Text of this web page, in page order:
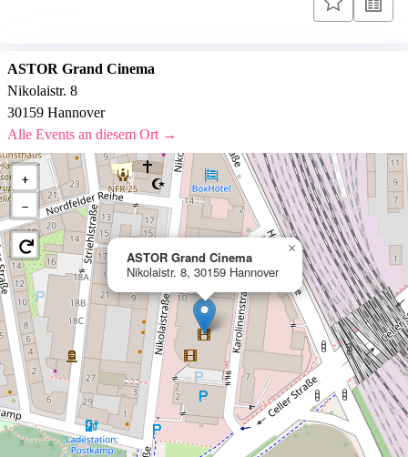
ASTOR Grand Cinema
Nikolaistr. 8
30159 Hannover
Alle Events an diesem Ort →
ASTOR Grand Cinema
Nikolaistr. 8, 30159 Hannover
×
+
−